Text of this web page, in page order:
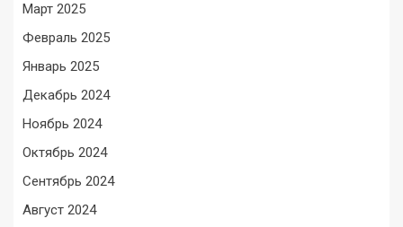
Март 2025
Февраль 2025
Январь 2025
Декабрь 2024
Ноябрь 2024
Октябрь 2024
Сентябрь 2024
Август 2024